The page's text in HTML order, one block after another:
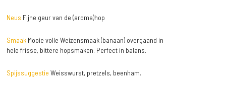
Neus Fijne geur van de (aroma)hop
SmaakMooie volle Weizensmaak (banaan) overgaand in
hele frisse, bittere hopsmaken. Perfect in balans.
Spijssuggestie Weisswurst, pretzels, beenham.